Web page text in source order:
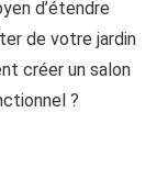
d’étendre
de votre jardin
créer un salon
?